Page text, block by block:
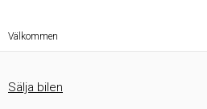
Välkommen
Sälja bilen